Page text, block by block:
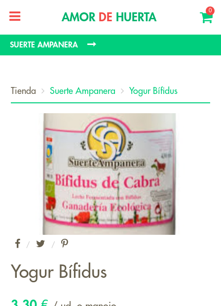
AMOR DE HUERTA
0
SUERTE AMPANERA
Tienda Suerte Ampanera Yogur Bífidus
/ /
Yogur Bífidus